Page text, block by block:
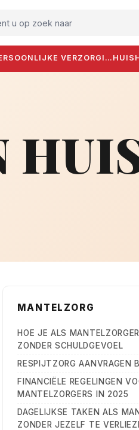
u op zoek naar
VERZORGI…
MANTELZORG
HOE JE ALS
ZONDER SCHULDGEVOEL
RESPIJTZORG AANVRAGEN
FINANCIËLE REGELINGEN
MANTELZORGERS IN 2025
DAGELIJKSE TAKEN ALS
ZONDER JEZELF TE